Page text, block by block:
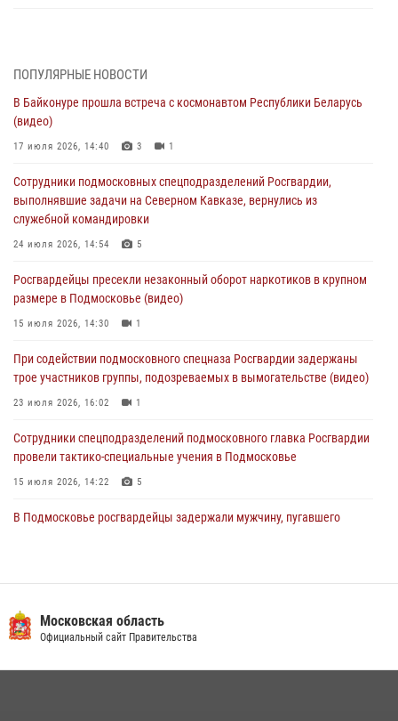
03 августа 2026, 15:08 1
В Подмосковье отметили годовщину со Дня образования ОМОН
«Пересвет»
02 августа 2026, 18:01
Офицер подмосковного главка Росгвардии стал гостем эфира
«Радио 1»
01 августа 2026, 17:57
крупную сумму в Подмосковье
31 июля 2026, 13:00
действиях в Подмосковье (видео)
31 июля 2026, 09:00
ПОПУЛЯРНЫЕ НОВОСТИ
В Байконуре прошла встреча с космонавтом Республики Беларусь
(видео)
17 июля 2026, 14:40 3 1
Сотрудники подмосковных спецподразделений Росгвардии,
выполнявшие задачи на Северном Кавказе, вернулись из
служебной командировки
24 июля 2026, 14:54 5
Росгвардейцы пресекли незаконный оборот наркотиков в крупном
размере в Подмосковье (видео)
15 июля 2026, 14:30 1
При содействии подмосковного спецназа Росгвардии задержаны
трое участников группы, подозреваемых в вымогательстве (видео)
23 июля 2026, 16:02 1
Сотрудники спецподразделений подмосковного главка Росгвардии
провели тактико-специальные учения в Подмосковье
15 июля 2026, 14:22 5
В Подмосковье росгвардейцы задержали мужчину, пугавшего
федеральном розыске (видео)
22 июля 2026, 14:15 1
Московская область
Официальный сайт Правительства